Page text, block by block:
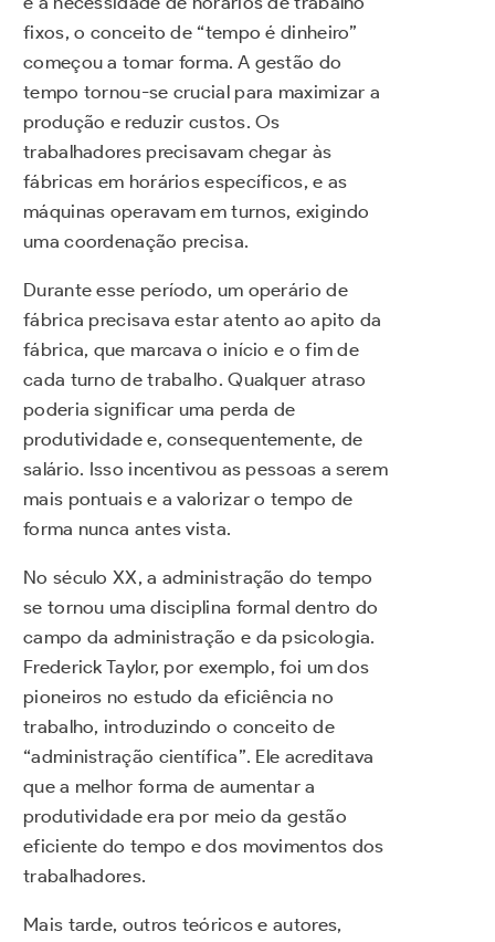
fixos, o conceito de “tempo é dinheiro”
começou a tomar forma. A gestão do
tempo tornou-se crucial para maximizar a
produção e reduzir custos. Os
trabalhadores precisavam chegar às
fábricas em horários específicos, e as
máquinas operavam em turnos, exigindo
uma coordenação precisa.
Durante esse período, um operário de
fábrica precisava estar atento ao apito da
fábrica, que marcava o início e o fim de
cada turno de trabalho. Qualquer atraso
poderia significar uma perda de
produtividade e, consequentemente, de
salário. Isso incentivou as pessoas a serem
mais pontuais e a valorizar o tempo de
forma nunca antes vista.
No século XX, a administração do tempo
se tornou uma disciplina formal dentro do
campo da administração e da psicologia.
Frederick Taylor, por exemplo, foi um dos
pioneiros no estudo da eficiência no
trabalho, introduzindo o conceito de
“administração científica”. Ele acreditava
que a melhor forma de aumentar a
produtividade era por meio da gestão
eficiente do tempo e dos movimentos dos
trabalhadores.
Mais tarde, outros teóricos e autores,